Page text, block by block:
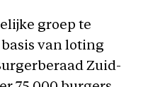
groep te
van loting
Zuid-